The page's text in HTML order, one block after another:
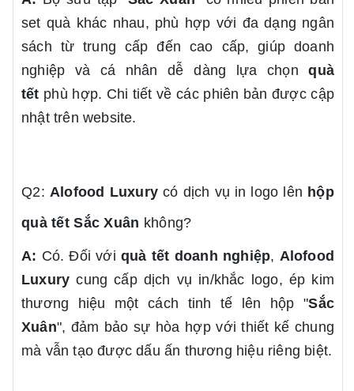
set quà khác nhau, phù hợp với đa dạng ngân
sách từ trung cấp đến cao cấp, giúp doanh
nghiệp và cá nhân dễ dàng lựa chọnquà
tết phù hợp. Chi tiết về các phiên bản được cập
nhật trên website.
Q2: Alofood Luxury có dịch vụ in logo lên hộp
quà tết Sắc Xuân không?
A: Có. Đối vớiquà tết doanh nghiệp, Alofood
Luxury cung cấp dịch vụ in/khắc logo, ép kim
thương hiệu một cách tinh tế lên hộp "Sắc
Xuân", đảm bảo sự hòa hợp với thiết kế chung
mà vẫn tạo được dấu ấn thương hiệu riêng biệt.